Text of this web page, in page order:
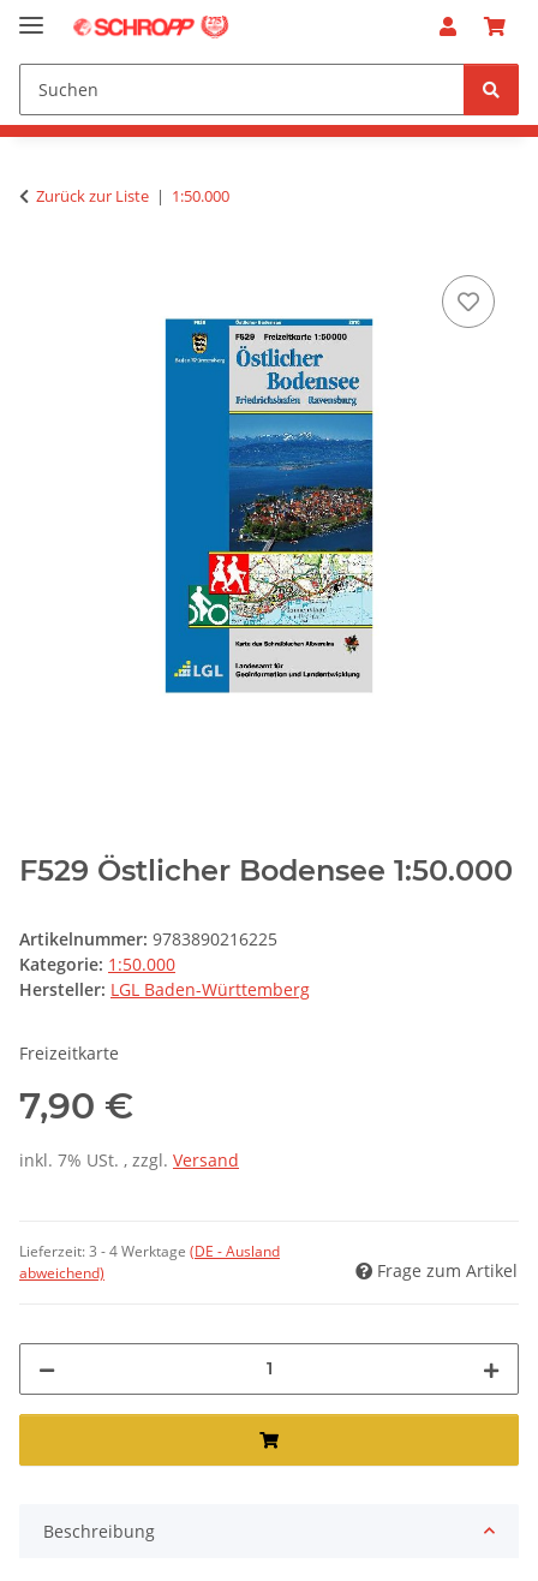
Zurück zur Liste 1:50.000
F529 Östlicher Bodensee 1:50.000
Artikelnummer: 9783890216225
Kategorie: 1:50.000
Hersteller: LGL Baden-Württemberg
Freizeitkarte
7,90 €
inkl. 7% USt. , zzgl. Versand
Lieferzeit:3 - 4 Werktage (DE - Ausland
abweichend)
Frage zum Artikel
Beschreibung